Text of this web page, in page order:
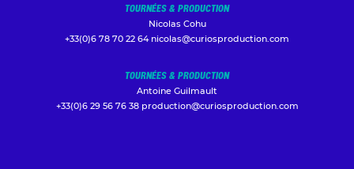
TOURNÉES & PRODUCTION
Nicolas Cohu
+33(0)6 78 70 22 64 nicolas@curiosproduction.com
TOURNÉES & PRODUCTION
Antoine Guilmault
+33(0)6 29 56 76 38 production@curiosproduction.com